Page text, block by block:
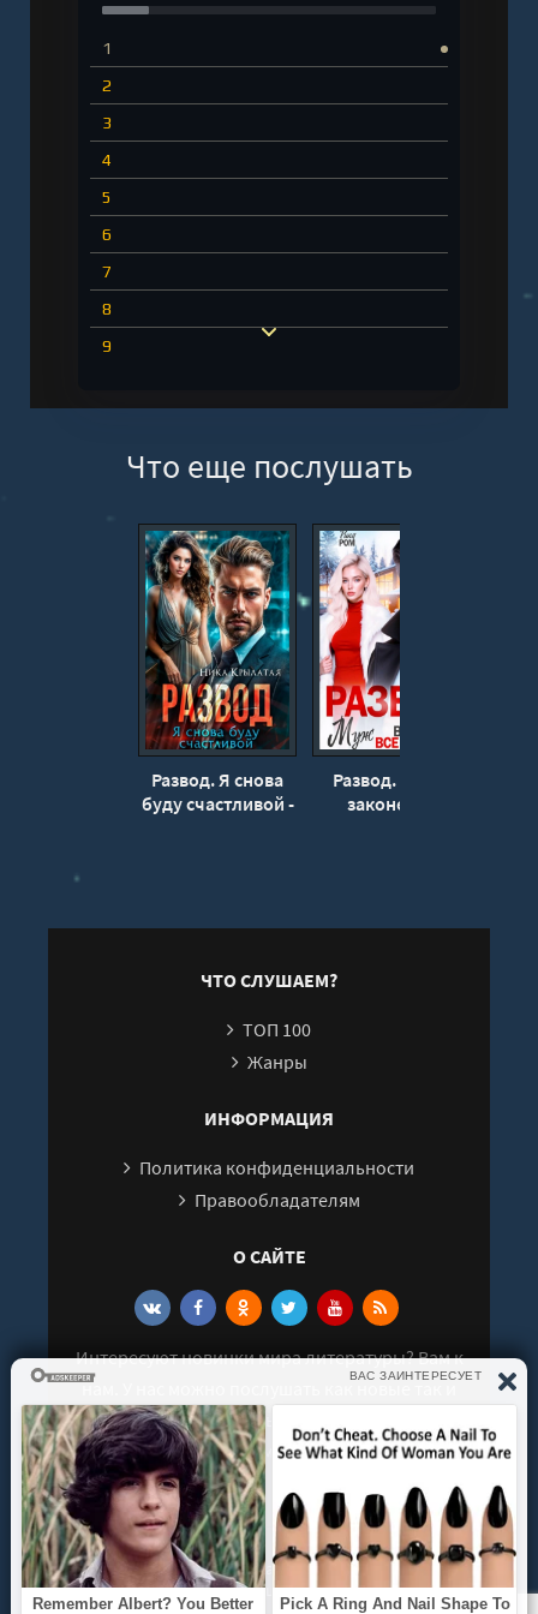
1
2
3
4
5
6
7
8
9
Что еще послушать
Развод. Я снова
буду счастливой -
Развод. Муж в
законе всё
ЧТО СЛУШАЕМ?
ТОП 100
Жанры
ИНФОРМАЦИЯ
Политика конфиденциальности
Правообладателям
О САЙТЕ
Интересуют новинки мира литературы? Вам к
нам. У нас можно послушать как новые так и
старые аудиокниги. Выбрать и поделиться с
друзьями лучшими аудиокнигами!
© 2021 - 2026 kniga-audio.net. Все права
защищены.